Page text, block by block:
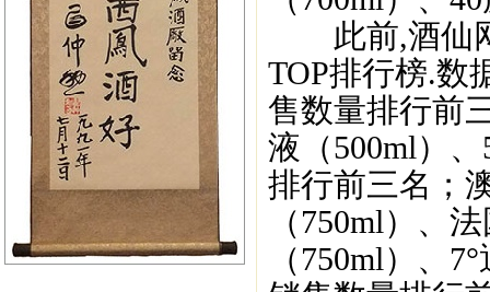
此前,酒仙网
TOP排行榜.数
售数量排行前
液（500ml）
排行前三名；
（750ml）、
（750ml）、